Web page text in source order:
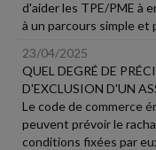
d'aider les TPE/PME à
à un parcours simple et
23/04/2025
QUEL DEGRÉ DE
D'EXCLUSION D'UN
Le code de commerce
peuvent prévoir le
conditions fixées par